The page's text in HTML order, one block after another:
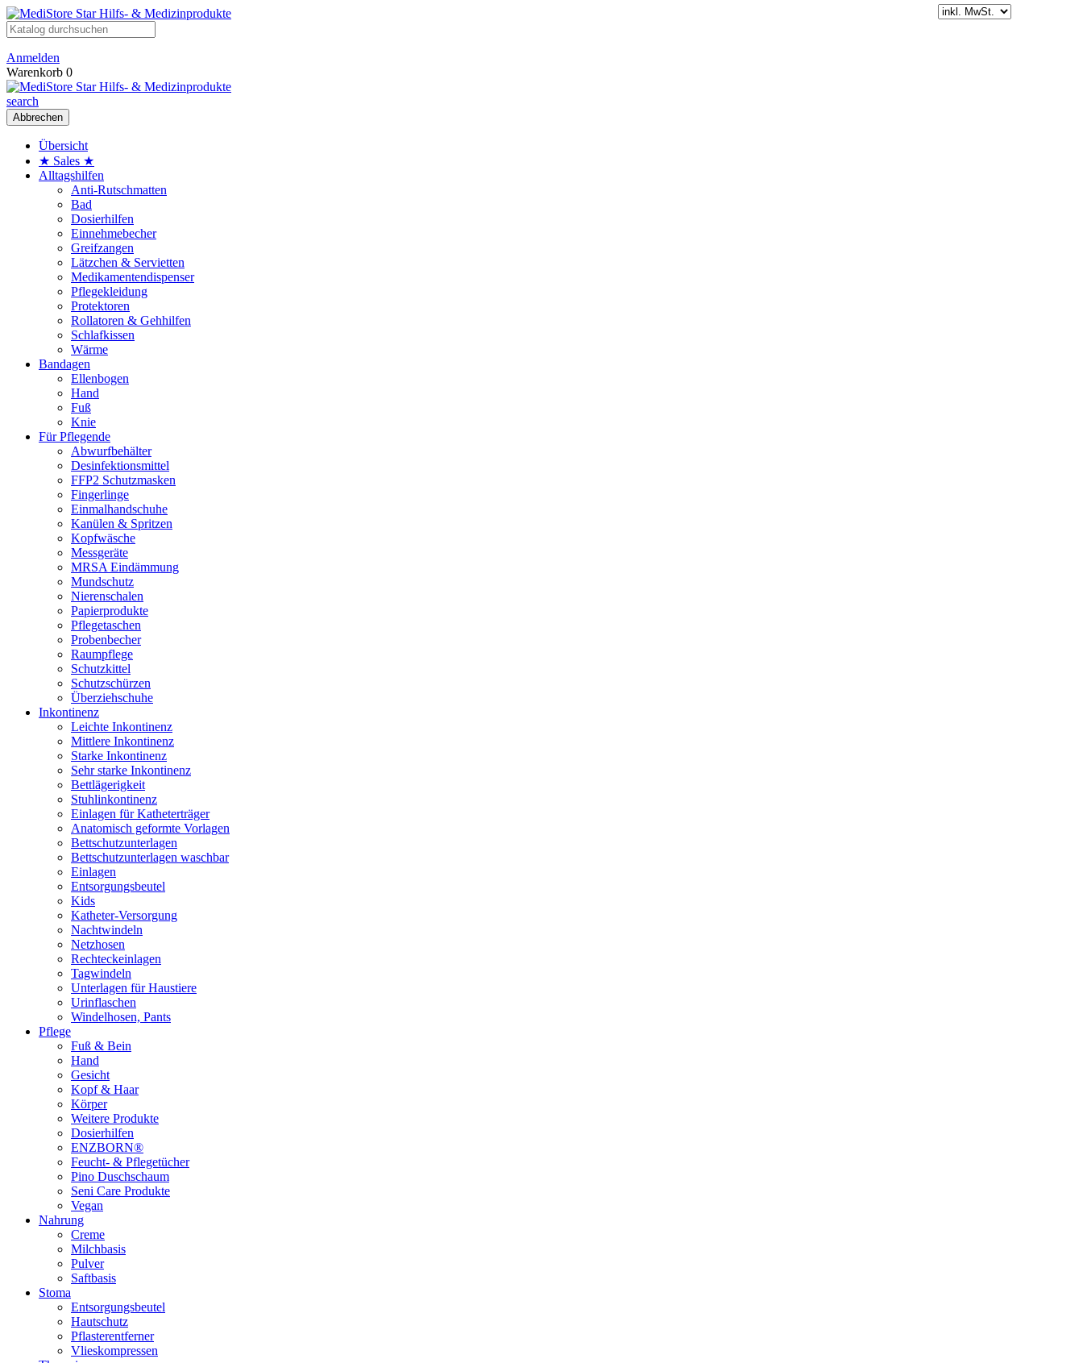
Anmelden
Warenkorb 0
search
Abbrechen
Übersicht
★ Sales ★
Alltagshilfen
Anti-Rutschmatten
Bad
Dosierhilfen
Einnehmebecher
Greifzangen
Lätzchen & Servietten
Medikamentendispenser
Pflegekleidung
Protektoren
Rollatoren & Gehhilfen
Schlafkissen
Wärme
Bandagen
Ellenbogen
Hand
Fuß
Knie
Für Pflegende
Abwurfbehälter
Desinfektionsmittel
FFP2 Schutzmasken
Fingerlinge
Einmalhandschuhe
Kanülen & Spritzen
Kopfwäsche
Messgeräte
MRSA Eindämmung
Mundschutz
Nierenschalen
Papierprodukte
Pflegetaschen
Probenbecher
Raumpflege
Schutzkittel
Schutzschürzen
Überziehschuhe
Inkontinenz
Leichte Inkontinenz
Mittlere Inkontinenz
Starke Inkontinenz
Sehr starke Inkontinenz
Bettlägerigkeit
Stuhlinkontinenz
Einlagen für Katheterträger
Anatomisch geformte Vorlagen
Bettschutzunterlagen
Bettschutzunterlagen waschbar
Einlagen
Entsorgungsbeutel
Kids
Katheter-Versorgung
Nachtwindeln
Netzhosen
Rechteckeinlagen
Tagwindeln
Unterlagen für Haustiere
Urinflaschen
Windelhosen, Pants
Pflege
Fuß & Bein
Hand
Gesicht
Kopf & Haar
Körper
Weitere Produkte
Dosierhilfen
ENZBORN®
Feucht- & Pflegetücher
Pino Duschschaum
Seni Care Produkte
Vegan
Nahrung
Creme
Milchbasis
Pulver
Saftbasis
Stoma
Entsorgungsbeutel
Hautschutz
Pflasterentferner
Vlieskompressen